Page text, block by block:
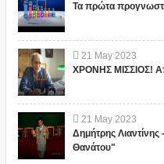
Τα πρώτα
21 May 2023
ΧΡΟΝΗΣ ΜΙΣΣΙΟΣ!
21 May 2023
Δημήτρης
Θανάτου"